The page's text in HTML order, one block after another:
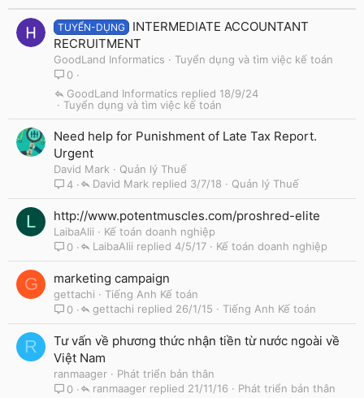
TUYỂN-DỤNG
INTERMEDIATE ACCOUNTANT
RECRUITMENT
GoodLand Informatics
Tuyển dụng và tìm việc kế toán
0
Tuyển dụng và tìm việc kế toán
18/9/24
GoodLand Informatics
Need help for Punishment of Late Tax Report.
Urgent
David Mark
Quản lý Thuế
4
Quản lý Thuế
3/7/18
David Mark
L http://www.potentmuscles.com/proshred-elite
LaibaAlii
Kế toán doanh nghiệp
0
Kế toán doanh nghiệp
4/5/17
LaibaAlii
G marketing campaign
gettachi
Tiếng Anh Kế toán
0
Tiếng Anh Kế toán
26/1/15
gettachi
R
Tư vấn về phương thức nhận tiền từ nước ngoài về
Việt Nam
ranmaager
Phát triển bản thân
0
Phát triển bản thân
21/11/16
ranmaager